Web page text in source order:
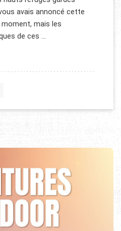
avais annoncé cette
mais les
de ces …
REFUGE DU GOÛTER